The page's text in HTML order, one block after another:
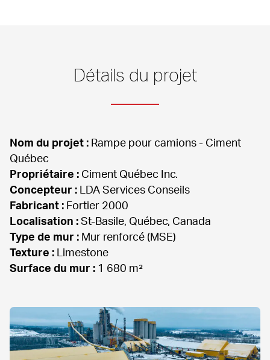
Détails du projet
Nom du projet : Rampe pour camions - Ciment
Propriétaire :
Concepteur :
Fabricant :
Localisation :
Type de mur :
Texture :
Surface du mur : 1 680 m²